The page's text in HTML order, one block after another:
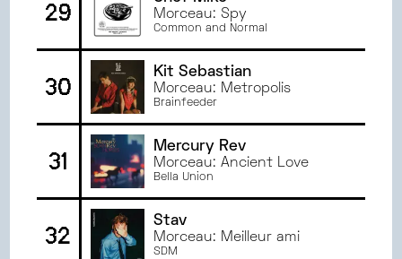
29 Morceau: Spy
Common and Normal
30
Kit Sebastian
Morceau: Metropolis
Brainfeeder
31
Mercury Rev
Morceau: Ancient Love
Bella Union
32
Stav
Morceau: Meilleur ami
SDM